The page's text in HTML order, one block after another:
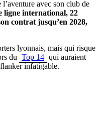
l’aventure avec son club de
ligne international, 22
contrat jusqu’en 2028,
lyonnais, mais qui risque
du Top 14 qui auraient
infatigable.